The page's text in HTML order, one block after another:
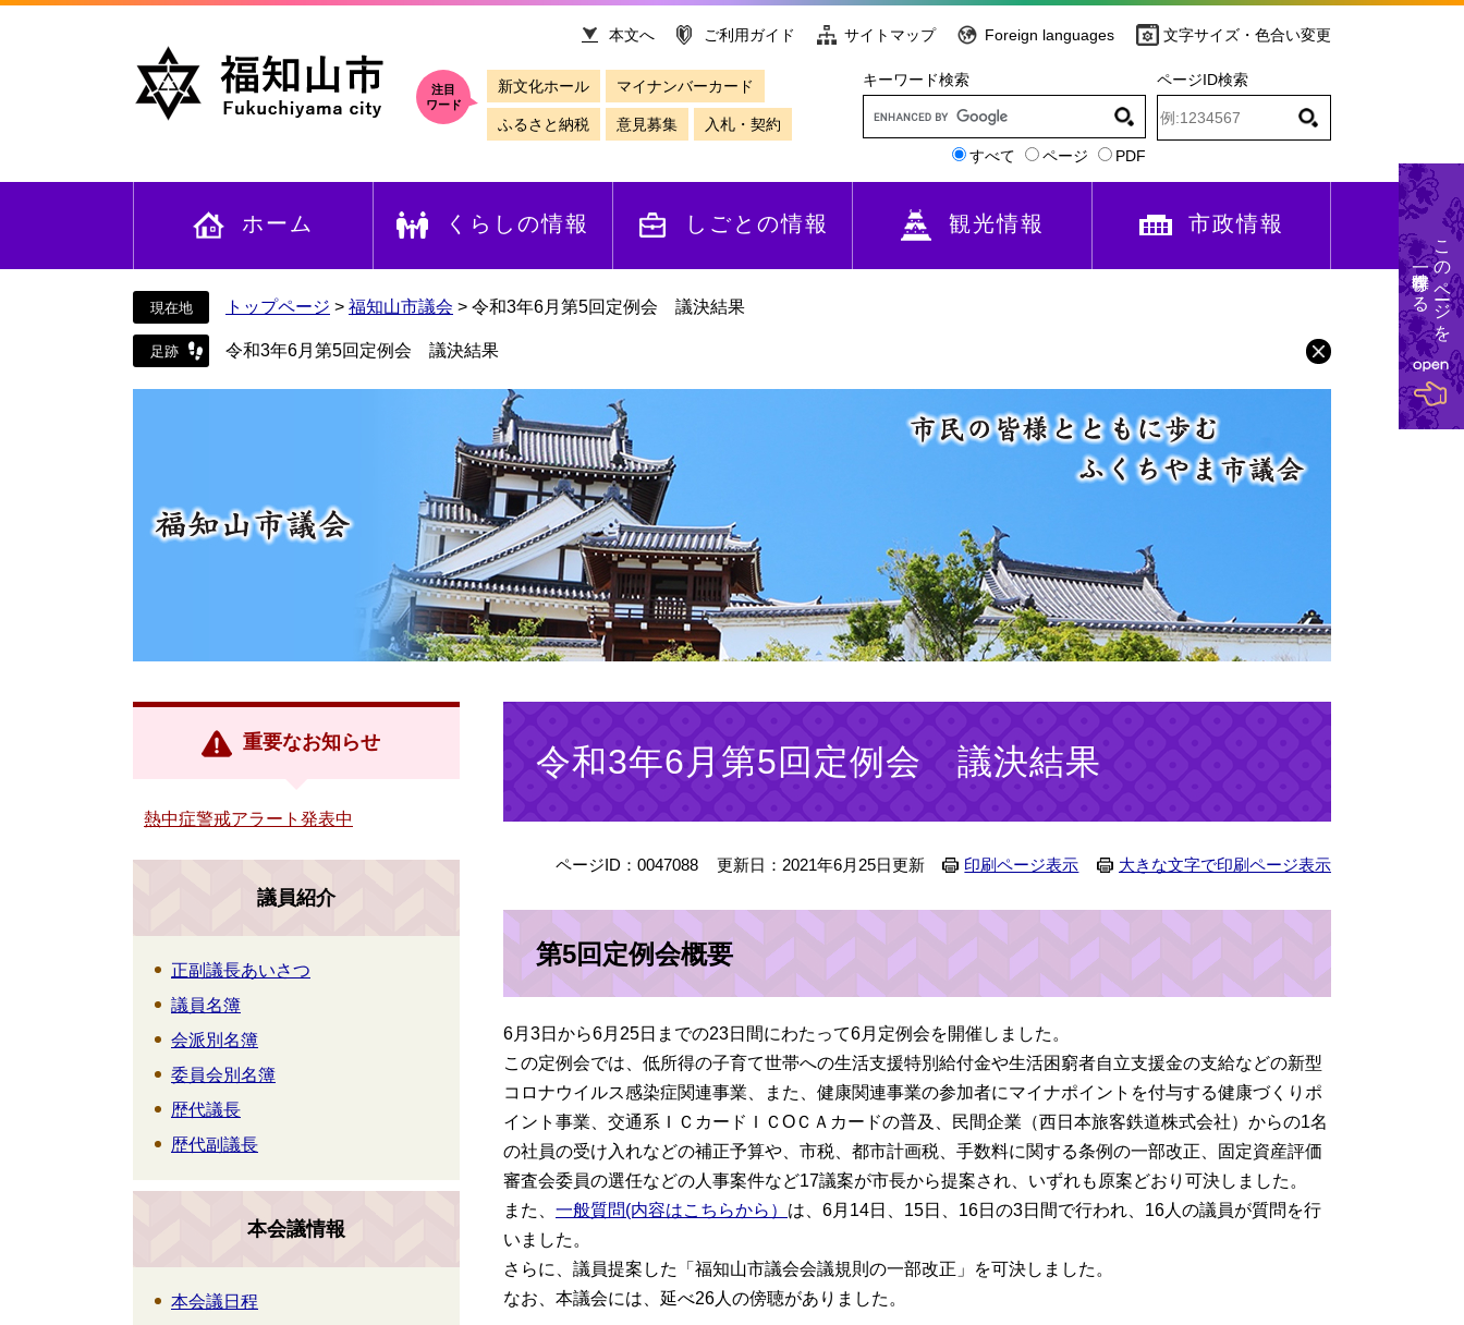
文
本文へ ご利用ガイド サイトマップ Foreign languages 文字サイズ・色合い変更
注目
ワード
新文化ホール マイナンバーカード
ふるさと納税 意見募集 入札・契約
キーワード検索
すべて ページ PDF
ページID検索
ホーム くらしの情報 しごとの情報 観光情報 市政情報
トップページ > 福知山市議会 > 令和3年6月第5回定例会 議決結果
令和3年6月第5回定例会 議決結果
令和3年6月第5回定例会 議決結果
ページID：0047088 更新日：2021年6月25日更新 印刷ページ表示 大きな文字で印刷ページ表示
第5回定例会概要
6月3日から6月25日までの23日間にわたって6月定例会を開催しました。
この定例会では、低所得の子育て世帯への生活支援特別給付金や生活困窮者自立支援金の支給などの新型
コロナウイルス感染症関連事業、また、健康関連事業の参加者にマイナポイントを付与する健康づくりポ
イント事業、交通系ＩＣカードＩＣОＣＡカードの普及、民間企業（西日本旅客鉄道株式会社）からの1名
の社員の受け入れなどの補正予算や、市税、都市計画税、手数料に関する条例の一部改正、固定資産評価
審査会委員の選任などの人事案件など17議案が市長から提案され、いずれも原案どおり可決しました。
また、 一般質問(内容はこちらから） は、6月14日、15日、16日の3日間で行われ、16人の議員が質問を行
いました。
さらに、議員提案した「福知山市議会会議規則の一部改正」を可決しました。
なお、本議会には、延べ26人の傍聴がありました。
重要なお知らせ
熱中症警戒アラート発表中
議員紹介
正副議長あいさつ
議員名簿
会派別名簿
委員会別名簿
歴代議長
歴代副議長
本会議情報
本会議日程
このページを
一時保存する